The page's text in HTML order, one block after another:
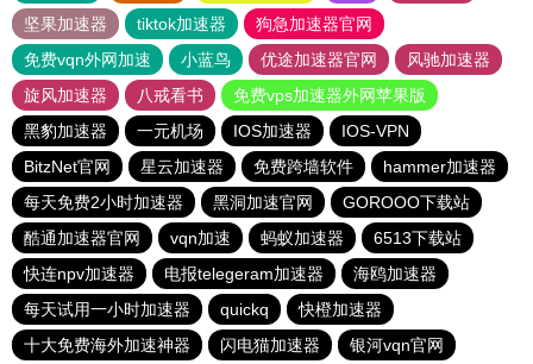
坚果加速器
tiktok加速器
狗急加速器官网
免费vqn外网加速
小蓝鸟 优途加速器官网
风驰加速器
旋风加速器
八戒看书
免费vps加速器外网苹果版
黑豹加速器
一元机场 IOS加速器
IOS-VPN
BitzNet官网
星云加速器 免费跨墙软件
hammer加速器
每天免费2小时加速器
黑洞加速官网
GOROOO下载站
酷通加速器官网
vqn加速 蚂蚁加速器
6513下载站
快连npv加速器
电报telegeram加速器
海鸥加速器
每天试用一小时加速器
quickq
快橙加速器
十大免费海外加速神器
闪电猫加速器 银河vqn官网